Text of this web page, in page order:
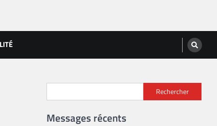
Rechercher
Messages récents